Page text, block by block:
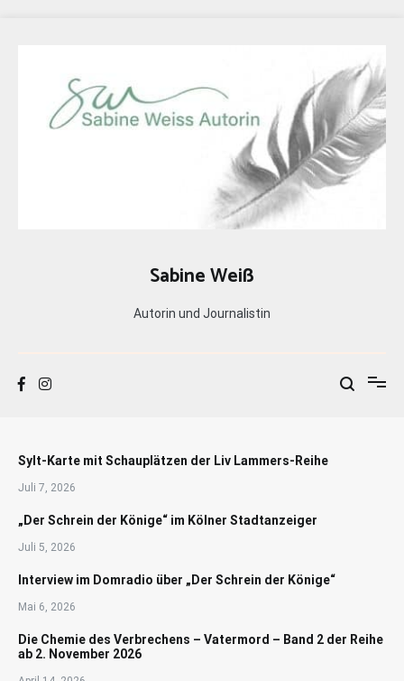
Sabine Weiß
Autorin und Journalistin
Sylt-Karte mit Schauplätzen der Liv Lammers-Reihe
Juli 7, 2026
„Der Schrein der Könige“ im Kölner Stadtanzeiger
Juli 5, 2026
Interview im Domradio über „Der Schrein der Könige“
Mai 6, 2026
Die Chemie des Verbrechens – Vatermord – Band 2 der Reihe
ab 2. November 2026